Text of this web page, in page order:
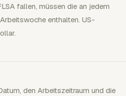
fallen, müssen die an jedem
enthalten. US-
den Arbeitszeitraum und die